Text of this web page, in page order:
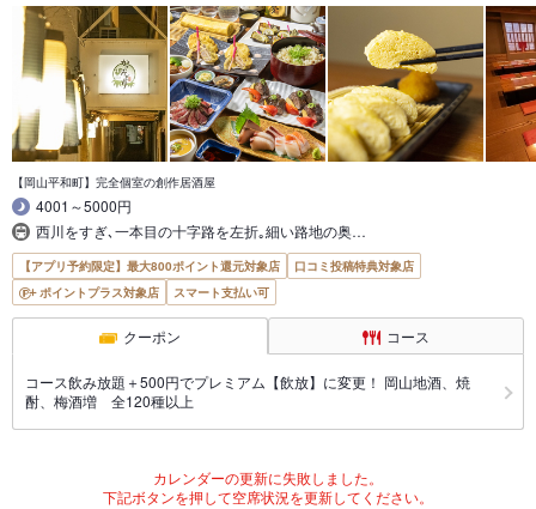
【岡山平和町】完全個室の創作居酒屋
4001～5000円
西川をすぎ､一本目の十字路を左折｡細い路地の奥…
【アプリ予約限定】最大800ポイント還元対象店
口コミ投稿特典対象店
ポイントプラス対象店
スマート支払い可
クーポン コース
コース飲み放題＋500円でプレミアム【飲放】に変更！ 岡山地酒、焼
酎、梅酒増 全120種以上
カレンダーの更新に失敗しました。
下記ボタンを押して空席状況を更新してください。